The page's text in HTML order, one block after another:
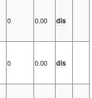
0 0.00 dis
0 0.00 dis